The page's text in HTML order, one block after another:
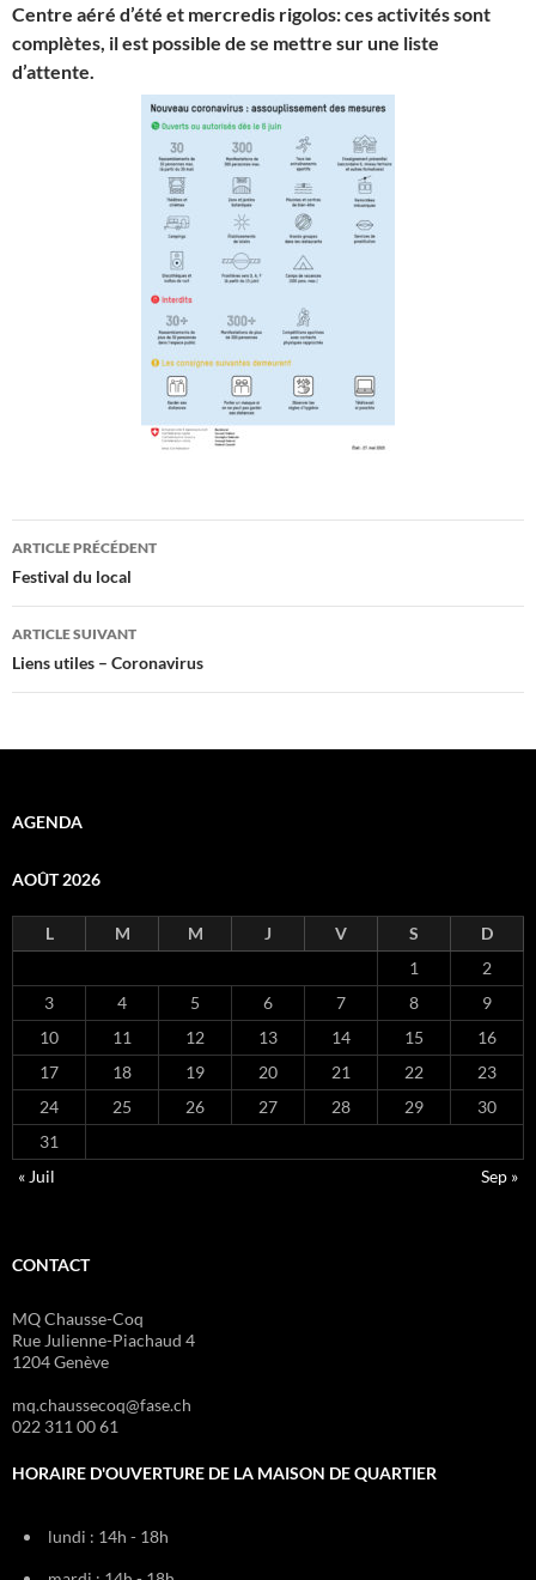
Centre aéré d’été et mercredis rigolos: ces activités sont
complètes, il est possible de se mettre sur une liste
d’attente.
Navigation
des
articles
ARTICLE PRÉCÉDENT
Festival du local
ARTICLE SUIVANT
Liens utiles – Coronavirus
AGENDA
AOÛT 2026
L M M J V S
D
1
2
3
4 5 6 7 8
9
10
11 12 13 14 15
16
17
18 19 20 21 22
23
24
25 26 27 28 29
30
31
« Juil
Sep »
CONTACT
MQ Chausse-Coq
Rue Julienne-Piachaud 4
1204 Genève
mq.chaussecoq@fase.ch
022 311 00 61
HORAIRE D'OUVERTURE DE LA MAISON DE QUARTIER
lundi : 14h - 18h